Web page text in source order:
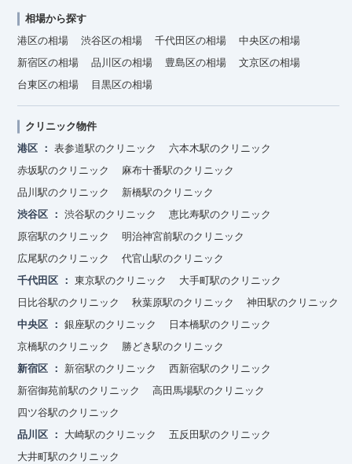
相場から探す
港区の相場
渋谷区の相場 千代田区の相場
中央区の相場
新宿区の相場
品川区の相場 豊島区の相場
文京区の相場
台東区の相場
目黒区の相場
クリニック物件
港区
表参道駅のクリニック
六本木駅のクリニック
赤坂駅のクリニック
麻布十番駅のクリニック
品川駅のクリニック
新橋駅のクリニック
渋谷区
渋谷駅のクリニック
恵比寿駅のクリニック
原宿駅のクリニック
明治神宮前駅のクリニック
広尾駅のクリニック
代官山駅のクリニック
千代田区
東京駅のクリニック
大手町駅のクリニック
日比谷駅のクリニック
秋葉原駅のクリニック
神田駅のクリニック
中央区
銀座駅のクリニック
日本橋駅のクリニック
京橋駅のクリニック
勝どき駅のクリニック
新宿区
新宿駅のクリニック
西新宿駅のクリニック
新宿御苑前駅のクリニック
高田馬場駅のクリニック
四ツ谷駅のクリニック
品川区
大崎駅のクリニック
五反田駅のクリニック
大井町駅のクリニック